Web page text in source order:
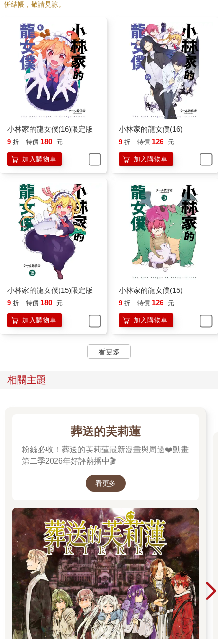
併結帳，敬請見諒。
小林家的龍女僕(16)限定版
9 折 特價 180 元
加入購物車
小林家的龍女僕(16)
9 折 特價 126 元
加入購物車
小林家的龍女僕(15)限定版
9 折 特價 180 元
加入購物車
小林家的龍女僕(15)
9 折 特價 126 元
加入購物車
看更多
相關主題
葬送的芙莉蓮
粉絲必收！葬送的芙莉蓮最新漫畫與周邊❤️動畫
第二季2026年好評熱播中🎬
看更多